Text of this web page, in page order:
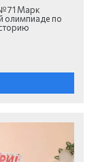
№71 Марк
олимпиаде по